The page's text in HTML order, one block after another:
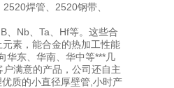
焊管、2520钢带、
Nb、Ta、Hf等。这些合
素，能合金的热加工性能
东、华南、华中等***几
满意的产品，公司还自主
质的小直径厚壁管,小时产